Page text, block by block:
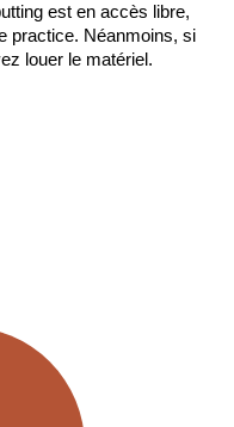
est en accès libre,
practice. Néanmoins, si
louer le matériel.